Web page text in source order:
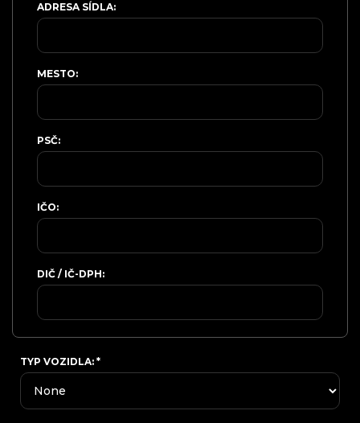
ADRESA SÍDLA:
MESTO:
PSČ:
IČO:
DIČ / IČ-DPH:
TYP VOZIDLA: *